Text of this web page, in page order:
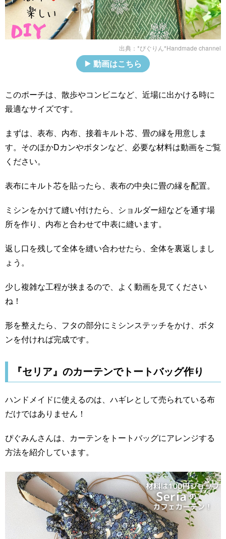
出典： *ぴぐりん*Handmade channel
動画はこちら
このポーチは、散歩やコンビニなど、近場に出かける時に
最適なサイズです。
まずは、表布、内布、接着キルト芯、畳の縁を用意しま
す。そのほかDカンやボタンなど、必要な材料は動画をご覧
ください。
表布にキルト芯を貼ったら、表布の中央に畳の縁を配置。
ミシンをかけて縫い付けたら、ショルダー紐などを通す場
所を作り、内布と合わせて中表に縫います。
返し口を残して全体を縫い合わせたら、全体を裏返しまし
ょう。
少し複雑な工程が挟まるので、よく動画を見てください
ね！
形を整えたら、フタの部分にミシンステッチをかけ、ボタ
ンを付ければ完成です。
『セリア』のカーテンでトートバッグ作り
ハンドメイドに使えるのは、ハギレとして売られている布
だけではありません！
ぴぐみんさんは、カーテンをトートバッグにアレンジする
方法を紹介しています。